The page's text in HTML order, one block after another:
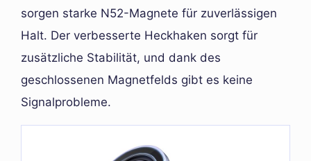
sorgen starke N52-Magnete für zuverlässigen
Halt. Der verbesserte Heckhaken sorgt für
zusätzliche Stabilität, und dank des
geschlossenen Magnetfelds gibt es keine
Signalprobleme.